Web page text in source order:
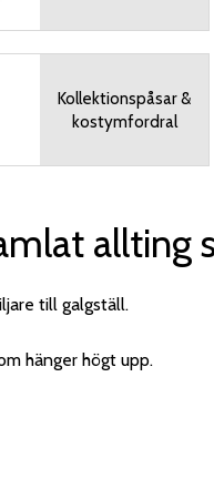
Kollektionspåsar &
kostymfordral
allting
till galgställ.
hänger högt upp.